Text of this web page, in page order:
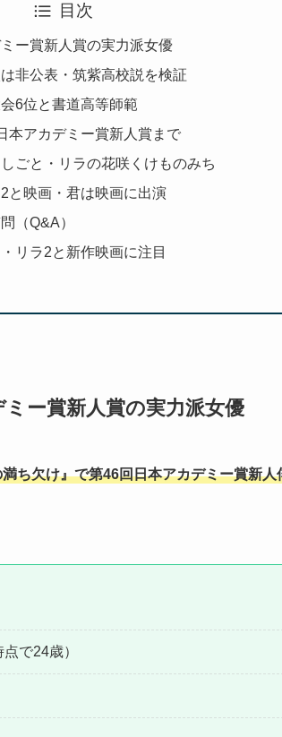
目次
ー賞新人賞の実力派女優
非公表・筑紫高校説を検証
6位と書道高等師範
本アカデミー賞新人賞まで
ごと・リラの花咲くけものみち
と映画・君は映画に出演
（Q&A）
リラ2と新作映画に注目
ー賞新人賞の実力派女優
ち欠け』で第46回日本アカデミー賞新
で24歳）